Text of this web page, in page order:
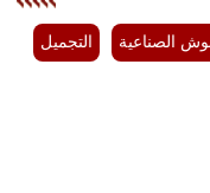
الصناعية التجميل